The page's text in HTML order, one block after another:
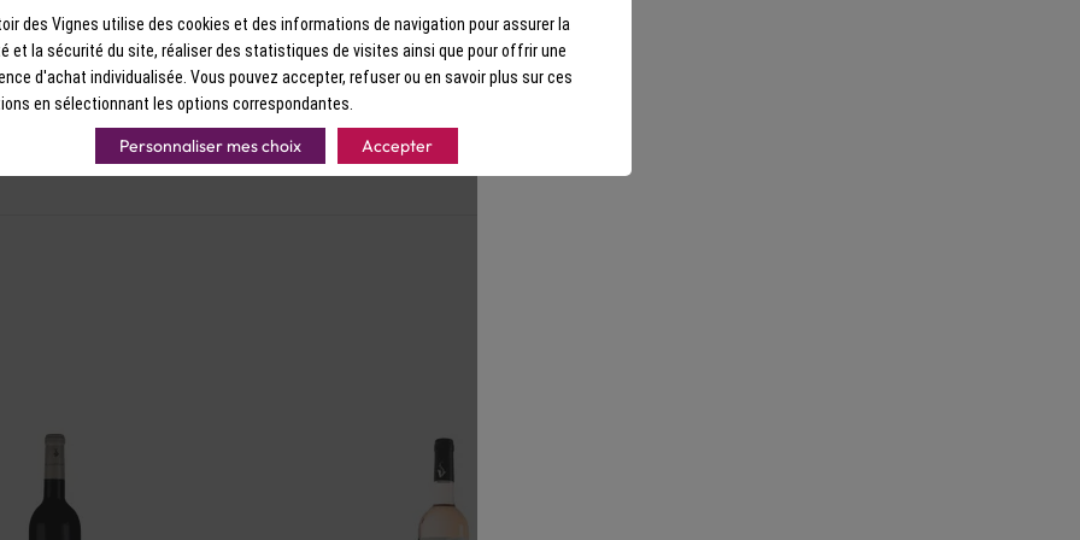
Bio 2020
Carignan | 14° d'alcool |
Rouge | Provence | Bandol | AOP
la Nartette Bio 2022
Clairette, Ugni Blanc | 13° d'alcool | France | Bio |
Blanc | Provence | Bandol | AOP
15,50 €
des Vignes utilise des cookies et des informations de navigation pour assurer la
et la sécurité du site, réaliser des statistiques de visites ainsi que pour offrir une
d'achat individualisée. Vous pouvez accepter, refuser ou en savoir plus sur ces
en sélectionnant les options correspondantes.
Personnaliser mes choix Accepter